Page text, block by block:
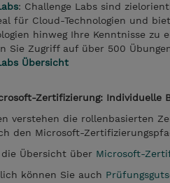
: Challenge Labs sind
für Cloud-Technologien und
hinweg Ihre Kenntnisse
Sie Zugriff auf über 500
Übersicht
Zertifizierung: Individuelle
verstehen die rollenbasierten
den Microsoft-
Übersicht über Microsoft-
können Sie auch